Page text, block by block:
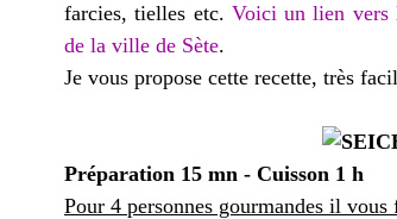
farcies, tielles etc. Voici un lien vers
de la ville de Sète.
Je vous propose cette recette, très
Préparation 15 mn - Cuisson 1 h
Pour 4 personnes gourmandes il vous